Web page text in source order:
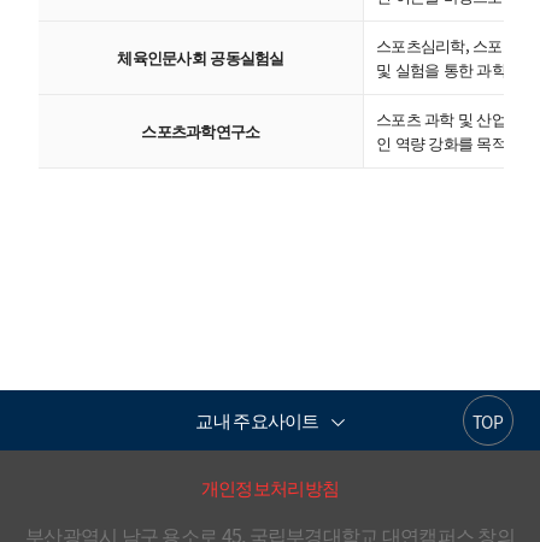
체육인문사회 공동실험실
스포츠심리학, 스포츠사
및 실험을 통한 과학적
스포츠과학연구소
스포츠 과학 및 산업 분
인 역량 강화를 목적
TOP
교내 주요사이트
개인정보처리방침
부산광역시 남구 용소로 45, 국립부경대학교 대연캠퍼스 창의